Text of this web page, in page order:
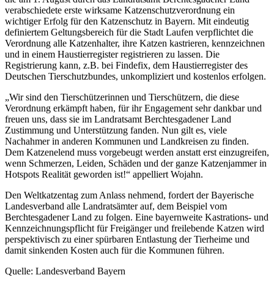
verabschiedete erste wirksame Katzenschutzverordnung ein
wichtiger Erfolg für den Katzenschutz in Bayern. Mit eindeutig
definiertem Geltungsbereich für die Stadt Laufen verpflichtet die
Verordnung alle Katzenhalter, ihre Katzen kastrieren, kennzeichnen
und in einem Haustierregister registrieren zu lassen. Die
Registrierung kann, z.B. bei Findefix, dem Haustierregister des
Deutschen Tierschutzbundes, unkompliziert und kostenlos erfolgen.
„Wir sind den Tierschützerinnen und Tierschützern, die diese
Verordnung erkämpft haben, für ihr Engagement sehr dankbar und
freuen uns, dass sie im Landratsamt Berchtesgadener Land
Zustimmung und Unterstützung fanden. Nun gilt es, viele
Nachahmer in anderen Kommunen und Landkreisen zu finden.
Dem Katzenelend muss vorgebeugt werden anstatt erst einzugreifen,
wenn Schmerzen, Leiden, Schäden und der ganze Katzenjammer in
Hotspots Realität geworden ist!“ appelliert Wojahn.
Den Weltkatzentag zum Anlass nehmend, fordert der Bayerische
Landesverband alle Landratsämter auf, dem Beispiel vom
Berchtesgadener Land zu folgen. Eine bayernweite Kastrations- und
Kennzeichnungspflicht für Freigänger und freilebende Katzen wird
perspektivisch zu einer spürbaren Entlastung der Tierheime und
damit sinkenden Kosten auch für die Kommunen führen.
Quelle: Landesverband Bayern